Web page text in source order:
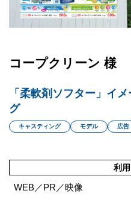
コープクリーン 様
「柔軟剤ソフター」イ
グ
キャスティング モデル 広告
利
WEB／PR／映像